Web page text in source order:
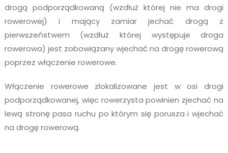
drogą podporządkowaną (wzdłuż której nie ma drogi
rowerowej) i mający zamiar jechać drogą z
pierwszeństwem (wzdłuż której występuje droga
rowerowa) jest zobowiązany wjechać na drogę rowerową
poprzez włączenie rowerowe.
Włączenie rowerowe zlokalizowane jest w osi drogi
podporządkowanej, więc rowerzysta powinien zjechać na
lewą stronę pasa ruchu po którym się porusza i wjechać
na drogę rowerową.